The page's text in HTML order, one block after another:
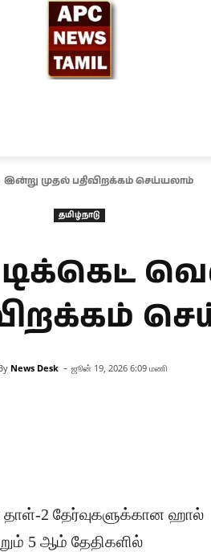
இன்று முதல் பதிவிறக்கம் செய்யலாம்
தமிழ்நாடு
News Desk - ஜூன் 19, 2026 6:09 மணி
தாள்-2 தேர்வுகளுக்கான ஹால்
5 ஆம் தேதிகளில்